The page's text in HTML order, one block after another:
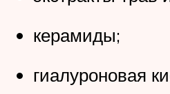
керамиды;
гиалуроновая